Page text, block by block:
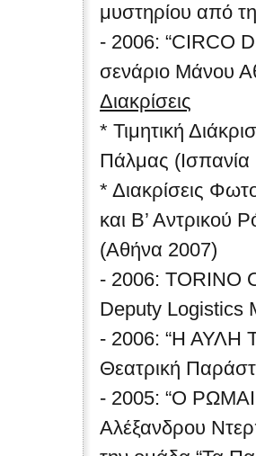
μυστηρίου από
- 2006: “CIRCO
σενάριο Μάνου
Διακρίσεις
* Τιμητική
Πάλμας (Ισπανία
* Διακρίσεις
και Β’
(Αθήνα 2007)
- 2006: TORINO
Deputy Logistics
- 2006: “Η ΑΥΛΗ
Θεατρική
- 2005: “Ο
Αλέξανδρου